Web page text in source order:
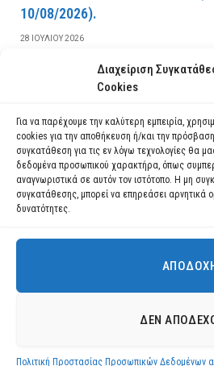
Διαχείριση
Cookies
Για να παρέχουμε την καλύτερη εμπειρία,
cookies για την αποθήκευση ή/και την
συγκατάθεση για τις εν λόγω τεχνολογίες θα
δεδομένα προσωπικού χαρακτήρα, όπως
αναγνωριστικά σε αυτόν τον ιστότοπο. Η μη
συγκατάθεσης, μπορεί να επηρεάσει αρνητικά
δυνατότητες.
ΔΕΝ
Πολιτική Προστασίας Προσωπικών Δεδομένων
10/08/2026).
28 ΙΟΥΛΊΟΥ 2026
ΔΙΑΒΆΣΤΕ ΠΕΡΙΣΣΌΤΕΡΑ
Χρησιμοποιούμε cookies για να σας
πλοήγησης στον ιστότοπό μας.
ρυθμίσεις